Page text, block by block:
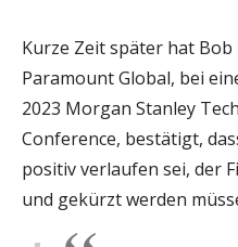
Kurze Zeit später hat
Paramount Global, bei
2023 Morgan Stanley
Conference, bestätigt,
positiv verlaufen sei, der
und gekürzt werden